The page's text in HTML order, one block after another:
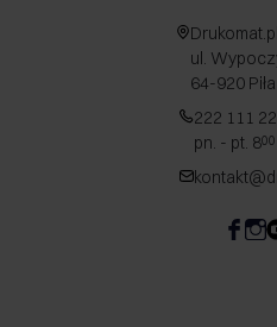
ul.
64-920 Piła
222 111
pn. - pt. 800